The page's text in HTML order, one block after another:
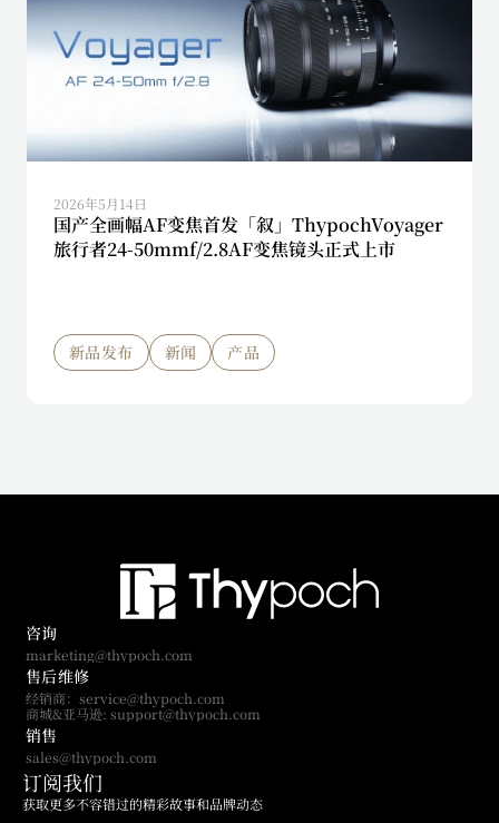
2026年5月14日
国产全画幅AF变焦首发「叙」ThypochVoyager
旅行者24-50mmf/2.8AF变焦镜头正式上市
新品发布 新闻 产品
咨询
marketing@thypoch.com
售后维修
经销商：service@thypoch.com
商城&亚马逊: support@thypoch.com
销售
sales@thypoch.com
订阅我们
获取更多不容错过的精彩故事和品牌动态